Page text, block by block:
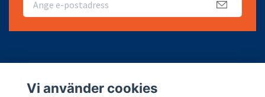
Vi använder cookies